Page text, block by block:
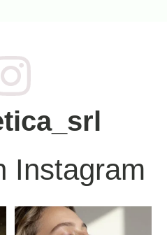
Instagram
IDRALIS, della nostra nuova
linea NATIVUM, è un